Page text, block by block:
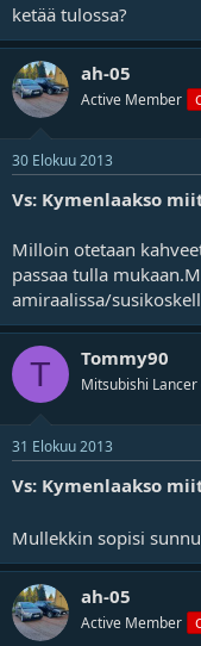
ketää tulossa?
ah-05
Active Member
30 Elokuu 2013
Vs: Kymenlaakso
Milloin otetaan
passaa tulla
amiraalissa/
T Tommy90
Mitsubishi Lancer
31 Elokuu 2013
Vs: Kymenlaakso
Mullekkin sopisi
ah-05
Active Member